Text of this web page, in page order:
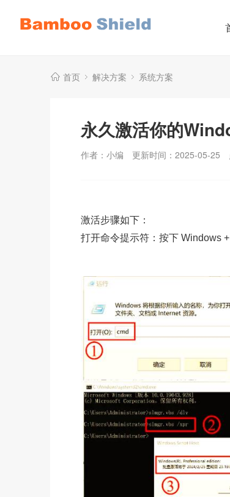
首页 解决方案 系统方案
永久激活你的
作者：小编 更新时间：2025-05-25
激活步骤如下：
打开命令提示符：按下 Windows